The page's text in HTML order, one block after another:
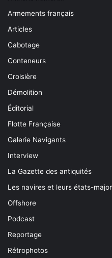
Armements français
Articles
Cabotage
Conteneurs
Croisière
Démolition
Éditorial
Flotte Française
Galerie Navigants
Interview
La Gazette des antiquités
Les navires et leurs états-
Offshore
Podcast
Reportage
Rétrophotos